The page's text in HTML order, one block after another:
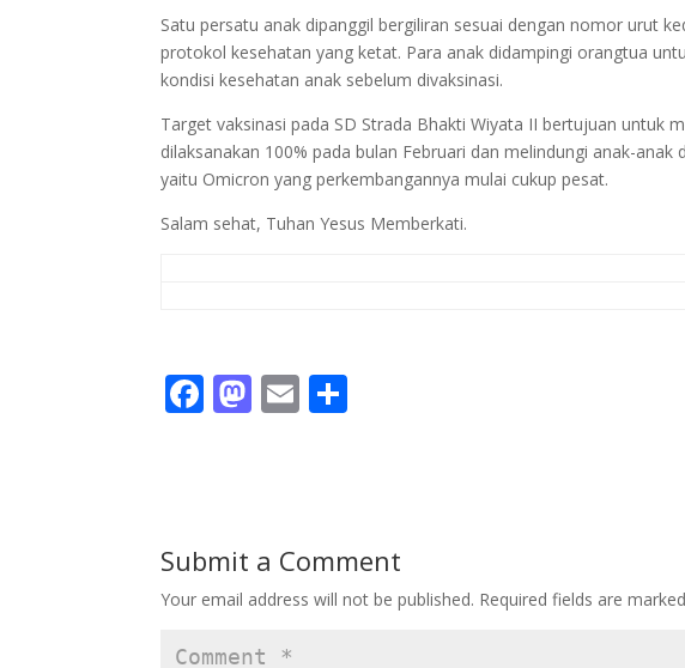
Satu persatu anak dipanggil bergiliran sesuai dengan nomor urut
protokol kesehatan yang ketat. Para anak didampingi orangtua
kondisi kesehatan anak sebelum divaksinasi.
Target vaksinasi pada SD Strada Bhakti Wiyata II bertujuan untuk
dilaksanakan 100% pada bulan Februari dan melindungi anak-
yaitu Omicron yang perkembangannya mulai cukup pesat.
Salam sehat, Tuhan Yesus Memberkati.
F
o
o
k
M
o
n
E
Submit a Comment
Your email address will not be published. Required fields are